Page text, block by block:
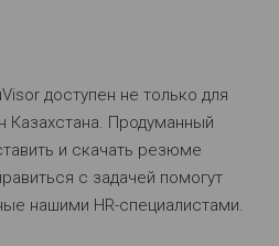
доступен не только для
Казахстана. Продуманный
и скачать резюме
с задачей помогут
нашими HR-специалистами.